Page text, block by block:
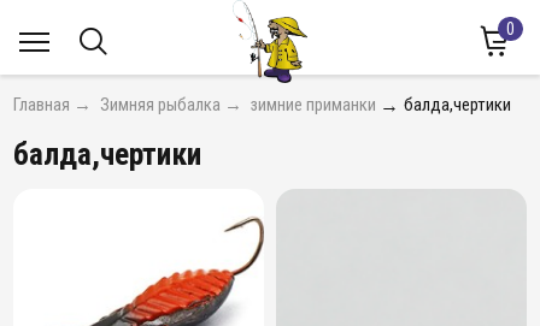
0
Главная → Зимняя рыбалка → зимние приманки → балда,чертики
балда,чертики